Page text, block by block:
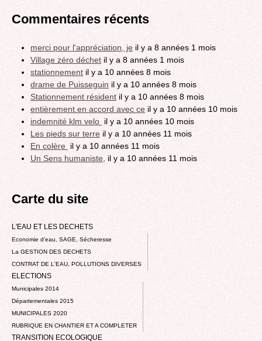
Commentaires récents
merci pour l'appréciation, je il y a 8 années 1 mois
Village zéro déchet il y a 8 années 1 mois
stationnement il y a 10 années 8 mois
drame de Puisseguin il y a 10 années 8 mois
Stationnement résident il y a 10 années 8 mois
entièrement en accord avec ce il y a 10 années 10 mois
indemnité klm velo il y a 10 années 10 mois
Les pieds sur terre il y a 10 années 11 mois
En colère il y a 10 années 11 mois
Un Sens humaniste, il y a 10 années 11 mois
Carte du site
L'EAU ET LES DECHETS
Economie d’eau, SAGE, Sécheresse
La GESTION DES DECHETS
CONTRAT DE L'EAU, POLLUTIONS DIVERSES
ELECTIONS
Municipales 2014
Départementales 2015
MUNICIPALES 2020
RUBRIQUE EN CHANTIER ET A COMPLETER
TRANSITION ECOLOGIQUE